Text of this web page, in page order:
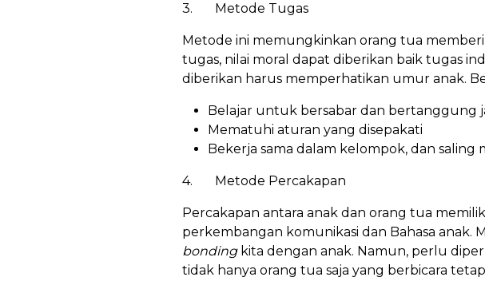
3. Metode Tugas
Metode ini memungkinkan orang tua
tugas, nilai moral dapat diberikan baik tugas
diberikan harus memperhatikan umur anak.
Belajar untuk bersabar dan bertanggung
Mematuhi aturan yang disepakati
Bekerja sama dalam kelompok, dan
4. Metode Percakapan
Percakapan antara anak dan orang tua
perkembangan komunikasi dan Bahasa
bondingkita dengan anak. Namun, perlu
tidak hanya orang tua saja yang berbicara